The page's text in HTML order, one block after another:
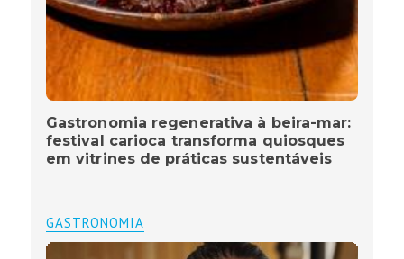
Gastronomia regenerativa à beira-mar:
festival carioca transforma quiosques
em vitrines de práticas sustentáveis
GASTRONOMIA